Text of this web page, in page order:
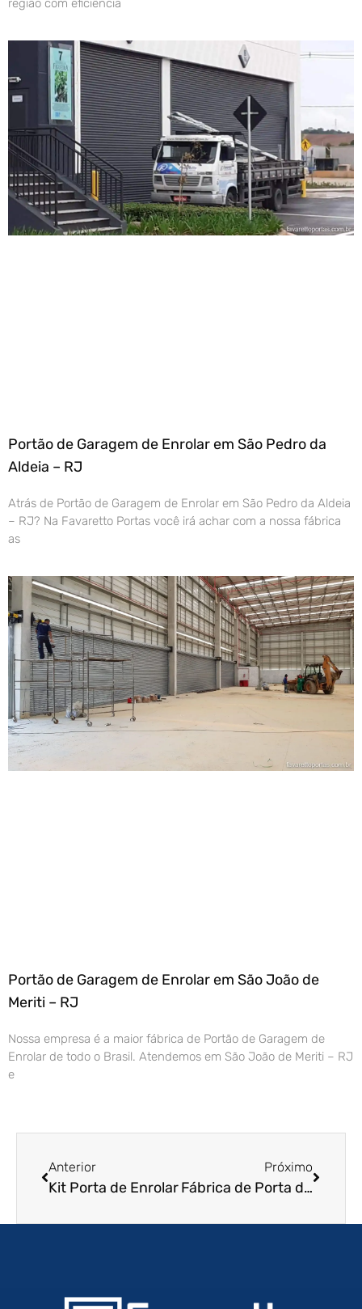
região com eficiência
Portão de Garagem de Enrolar em São Pedro da
Aldeia – RJ
Atrás de Portão de Garagem de Enrolar em São Pedro da Aldeia
– RJ? Na Favaretto Portas você irá achar com a nossa fábrica
as
Portão de Garagem de Enrolar em São João de
Meriti – RJ
Nossa empresa é a maior fábrica de Portão de Garagem de
Enrolar de todo o Brasil. Atendemos em São João de Meriti – RJ
e
Anterior
Kit Porta de Enrolar
Próximo
Fábrica de Porta de Aço